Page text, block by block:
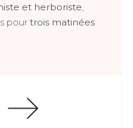
et herboriste
pour trois matinées